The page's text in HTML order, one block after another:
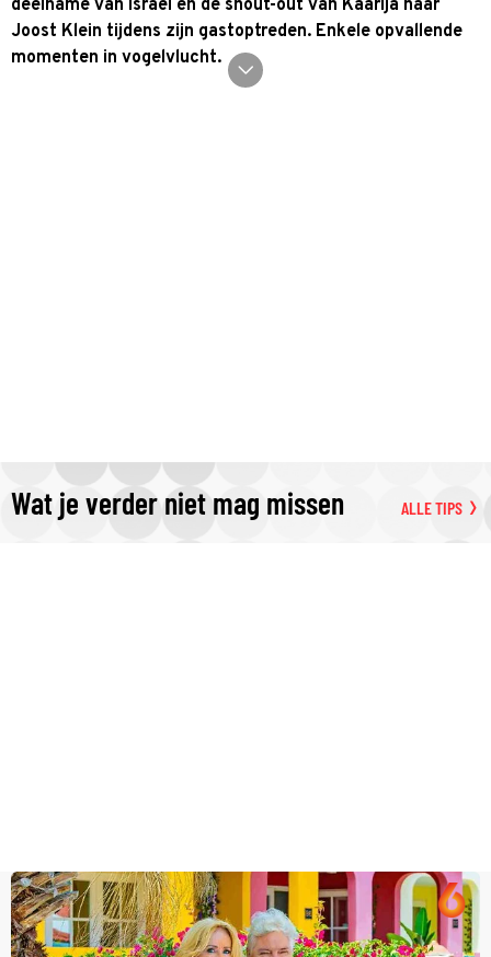
deelname van Israël en de shout-out van Käärijä naar
Joost Klein tijdens zijn gastoptreden. Enkele opvallende
momenten in vogelvlucht.
Wat je verder niet mag missen ALLE TIPS